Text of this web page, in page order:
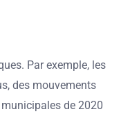
Par exemple, les
des mouvements
de 2020